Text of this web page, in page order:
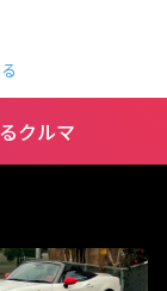
クルマ